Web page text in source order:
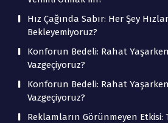
Hız Çağında Sabır: Her Şey
Bekleyemiyoruz?
Konforun Bedeli: Rahat
Vazgeçiyoruz?
Konforun Bedeli: Rahat
Vazgeçiyoruz?
Reklamların Görünmeyen Etkisi: